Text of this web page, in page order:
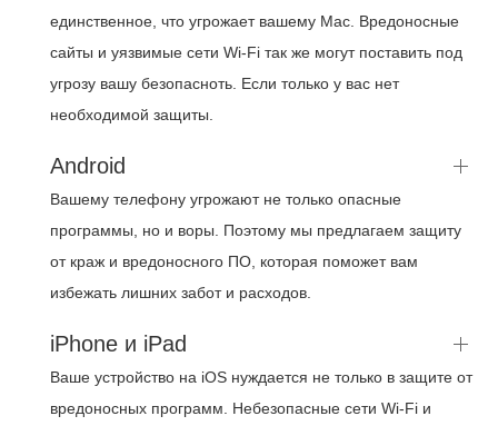
единственное, что угрожает вашему Mac. Вредоносные
сайты и уязвимые сети Wi-Fi так же могут поставить под
угрозу вашу безопасноть. Если только у вас нет
необходимой защиты.
Android
Вашему телефону угрожают не только опасные
программы, но и воры. Поэтому мы предлагаем защиту
от краж и вредоносного ПО, которая поможет вам
избежать лишних забот и расходов.
iPhone и iPad
Ваше устройство на iOS нуждается не только в защите от
вредоносных программ. Небезопасные сети Wi-Fi и